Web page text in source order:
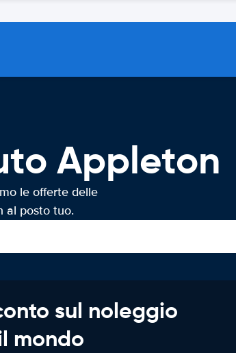
Appleton
le offerte delle
al posto tuo.
sul noleggio
mondo